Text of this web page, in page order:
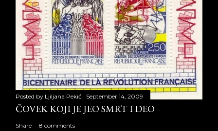
Posted by Ljiljana Pekić September 14, 2009
ČOVEK KOJI JE JEO SMRT I DEO
Share 8 comments